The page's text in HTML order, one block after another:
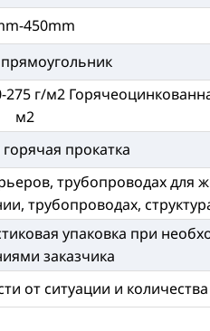
450mm
прямоугольник
г/м2
м2
прокатка
трубопроводах для
трубопроводах,
упаковка при
заказчика
от ситуации и количества